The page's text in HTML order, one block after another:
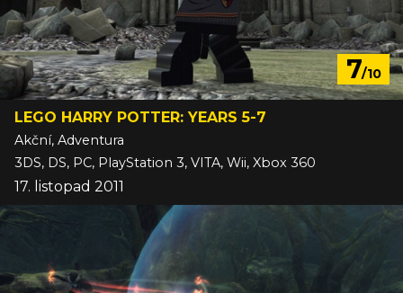
7/10
LEGO HARRY POTTER: YEARS 5-7
Akční, Adventura
3DS, DS, PC, PlayStation 3, VITA, Wii, Xbox 360
17. listopad 2011